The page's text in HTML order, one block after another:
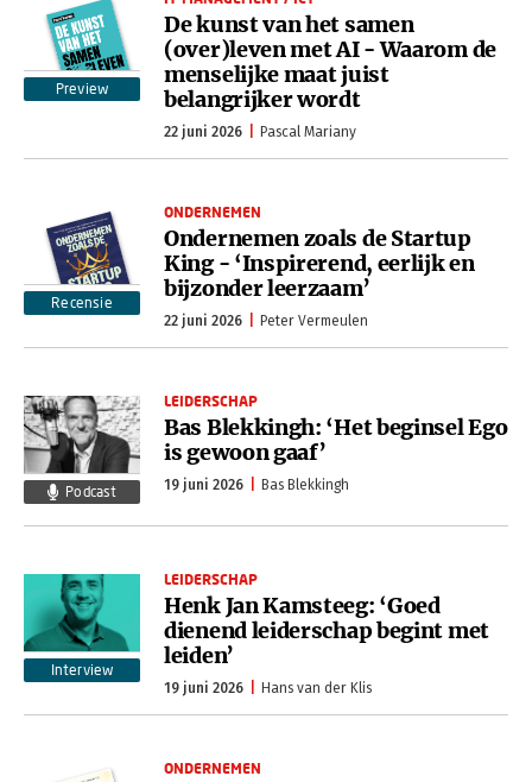
Preview
De kunst van het samen
(over)leven met AI - Waarom de
menselijke maat juist
belangrijker wordt
22 juni 2026 Pascal Mariany
Recensie
ONDERNEMEN
Ondernemen zoals de Startup
King - ‘Inspirerend, eerlijk en
bijzonder leerzaam’
22 juni 2026 Peter Vermeulen
Podcast
LEIDERSCHAP
Bas Blekkingh: ‘Het beginsel Ego
is gewoon gaaf’
19 juni 2026 Bas Blekkingh
Interview
LEIDERSCHAP
Henk Jan Kamsteeg: ‘Goed
dienend leiderschap begint met
leiden’
19 juni 2026 Hans van der Klis
ONDERNEMEN